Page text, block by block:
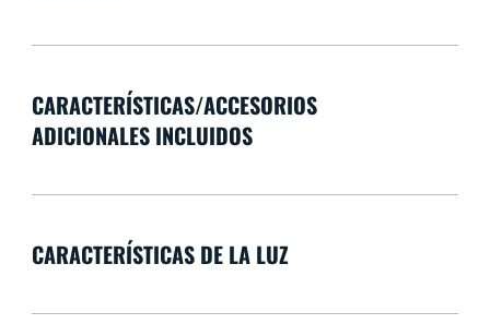
CARACTERÍSTICAS/ACCESORIOS
ADICIONALES INCLUIDOS
CARACTERÍSTICAS DE LA LUZ